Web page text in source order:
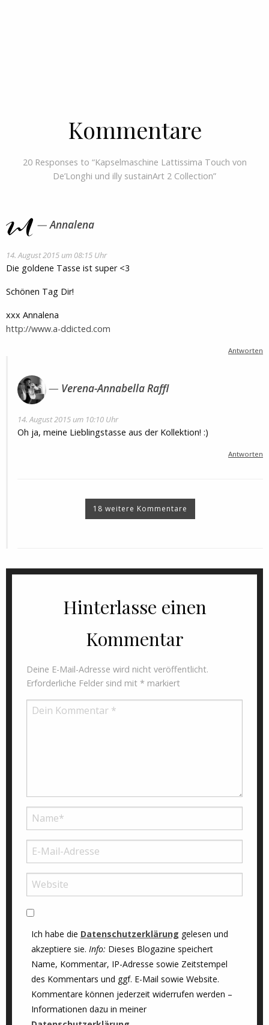
Kommentare
20 Responses to “Kapselmaschine Lattissima Touch von
De’Longhi und illy sustainArt 2 Collection”
Annalena
14. August 2015 um 08:15 Uhr
Die goldene Tasse ist super <3
Schönen Tag Dir!
xxx Annalena
http://www.a-ddicted.com
Antworten
Verena-Annabella Raffl
14. August 2015 um 10:10 Uhr
Oh ja, meine Lieblingstasse aus der Kollektion! :)
Antworten
18 weitere Kommentare
Hinterlasse einen
Kommentar
Deine E-Mail-Adresse wird nicht veröffentlicht.
Erforderliche Felder sind mit * markiert
Ich habe die Datenschutzerklärung gelesen und
akzeptiere sie. Info: Dieses Blogazine speichert
Name, Kommentar, IP-Adresse sowie Zeitstempel
des Kommentars und ggf. E-Mail sowie Website.
Kommentare können jederzeit widerrufen werden –
Informationen dazu in meiner